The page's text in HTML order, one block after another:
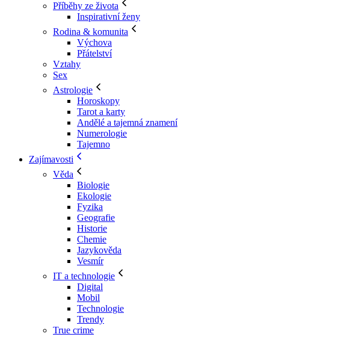
Příběhy ze života
Inspirativní ženy
Rodina & komunita
Výchova
Přátelství
Vztahy
Sex
Astrologie
Horoskopy
Tarot a karty
Andělé a tajemná znamení
Numerologie
Tajemno
Zajímavosti
Věda
Biologie
Ekologie
Fyzika
Geografie
Historie
Chemie
Jazykověda
Vesmír
IT a technologie
Digital
Mobil
Technologie
Trendy
True crime